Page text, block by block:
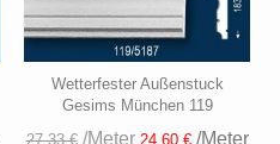
Wetterfester Außenstuck
Gesims München 119
27,33 €/Meter 24,60 €/Meter